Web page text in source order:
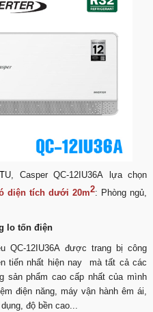
U, Casper QC-12IU36A lựa chọn
diện tích dưới 20m2: Phòng ngủ,
lo tốn điện
QC-12IU36A được trang bị công
tiến nhất hiện nay mà tất cả các
sản phẩm cao cấp nhất của mình
điện năng, máy vận hành êm ái,
độ bền cao...